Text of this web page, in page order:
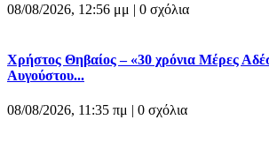
08/08/2026, 12:56 μμ | 0 σχόλια
Χρήστος Θηβαίος – «30 χρόνια Μέρες
Αυγούστου...
08/08/2026, 11:35 πμ | 0 σχόλια